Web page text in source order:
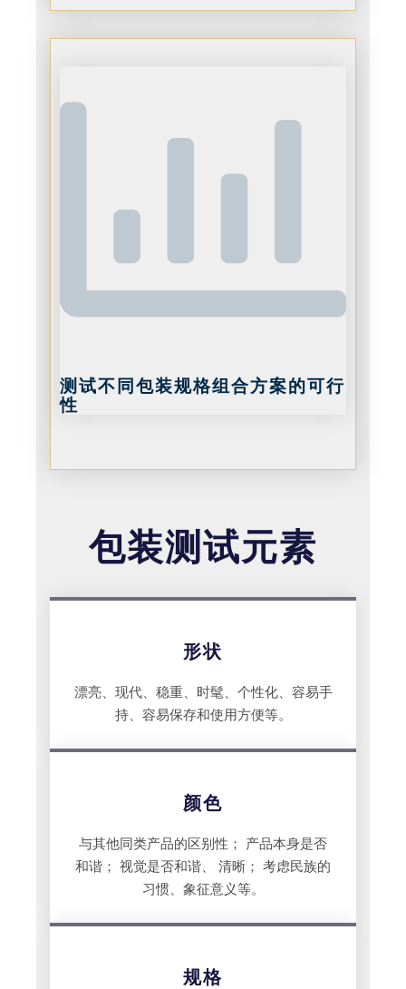
测试不同包装规格组合方案的可行
性
包装测试元素
形状
漂亮、现代、稳重、时髦、个性化、容易手
持、容易保存和使用方便等。
颜色
与其他同类产品的区别性； 产品本身是否
和谐； 视觉是否和谐、 清晰； 考虑民族的
习惯、象征意义等。
规格